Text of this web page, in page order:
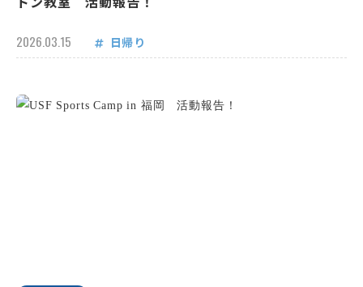
2026.03.15 日帰り